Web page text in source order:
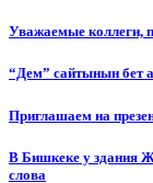
Уважаемые коллеги,
“Дем” сайтынын бет
Приглашаем на
В Бишкеке у здания
слова